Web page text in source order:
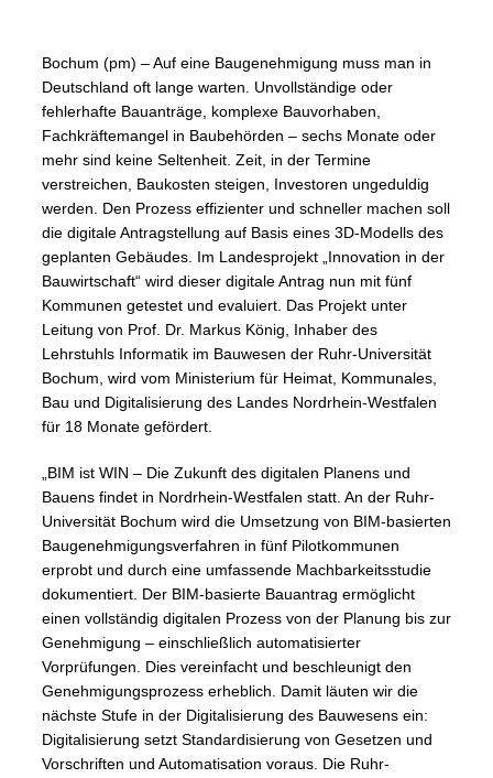
Bochum (pm) – Auf eine Baugenehmigung muss man in
Deutschland oft lange warten. Unvollständige oder
fehlerhafte Bauanträge, komplexe Bauvorhaben,
Fachkräftemangel in Baubehörden – sechs Monate oder
mehr sind keine Seltenheit. Zeit, in der Termine
verstreichen, Baukosten steigen, Investoren ungeduldig
werden. Den Prozess effizienter und schneller machen soll
die digitale Antragstellung auf Basis eines 3D-Modells des
geplanten Gebäudes. Im Landesprojekt „Innovation in der
Bauwirtschaft“ wird dieser digitale Antrag nun mit fünf
Kommunen getestet und evaluiert. Das Projekt unter
Leitung von Prof. Dr. Markus König, Inhaber des
Lehrstuhls Informatik im Bauwesen der Ruhr-Universität
Bochum, wird vom Ministerium für Heimat, Kommunales,
Bau und Digitalisierung des Landes Nordrhein-Westfalen
für 18 Monate gefördert.
„BIM ist WIN – Die Zukunft des digitalen Planens und
Bauens findet in Nordrhein-Westfalen statt. An der Ruhr-
Universität Bochum wird die Umsetzung von BIM-basierten
Baugenehmigungsverfahren in fünf Pilotkommunen
erprobt und durch eine umfassende Machbarkeitsstudie
dokumentiert. Der BIM-basierte Bauantrag ermöglicht
einen vollständig digitalen Prozess von der Planung bis zur
Genehmigung – einschließlich automatisierter
Vorprüfungen. Dies vereinfacht und beschleunigt den
Genehmigungsprozess erheblich. Damit läuten wir die
nächste Stufe in der Digitalisierung des Bauwesens ein:
Digitalisierung setzt Standardisierung von Gesetzen und
Vorschriften und Automatisation voraus. Die Ruhr-